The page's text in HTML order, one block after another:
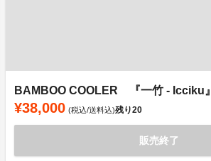
BAMBOO COOLER 『一竹 - Icciku』
¥38,000 (税込/送料込)残り20
販売終了